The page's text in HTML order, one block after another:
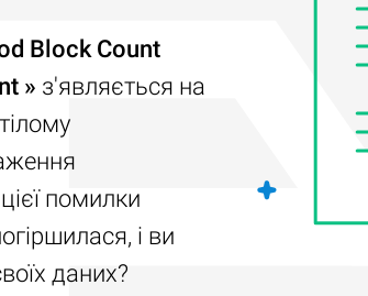
Block Count
» з'являється на
помилки
і ви
даних?